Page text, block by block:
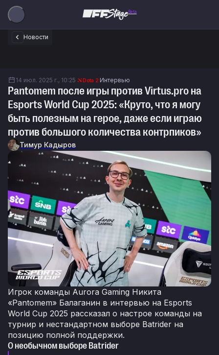
Beta
Новости
14 июл. 2025 г., 10:25 Dota 2 Интервью
Pantomem после игры против Virtus.pro на
Esports World Cup 2025: «Круто, что я могу
быть полезным на герое, даже если играю
против большого количества контрпиков»
Тимур Кадыров
Игрок команды Aurora Gaming Никита
«Pantomem» Балаганин в интервью на Esports
World Cup 2025 рассказал о настрое команды на
турнир и нестандартном выборе Batrider на
позицию полной поддержки.
О необычном выборе Batrider